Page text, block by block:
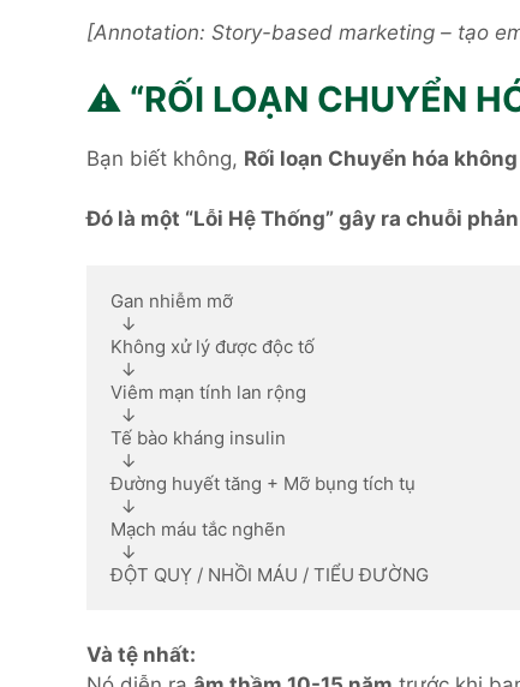
[Annotation: Story-based marketing – tạo
⚠️ “RỐI LOẠN CHUYỂN
Bạn biết không, Rối loạn Chuyển hóa
Đó là một “Lỗi Hệ Thống” gây ra chuỗi
Gan nhiễm mỡ
Không xử lý được độc tố
Viêm mạn tính lan rộng
Tế bào kháng insulin
Đường huyết tăng + Mỡ bụng tích tụ
Mạch máu tắc nghẽn
ĐỘT QUỴ / NHỒI MÁU / TIỂU ĐƯỜNG
Và tệ nhất: